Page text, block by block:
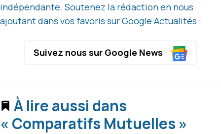
indépendante. Soutenez la rédaction en nous
ajoutant dans vos favoris sur Google Actualités :
Suivez nous sur Google News
À lire aussi dans
« Comparatifs Mutuelles »